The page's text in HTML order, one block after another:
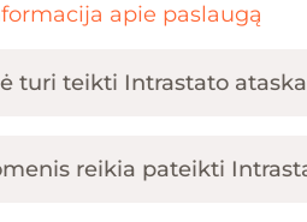
apie paslaugą
turi teikti Intrastato
reikia pateikti